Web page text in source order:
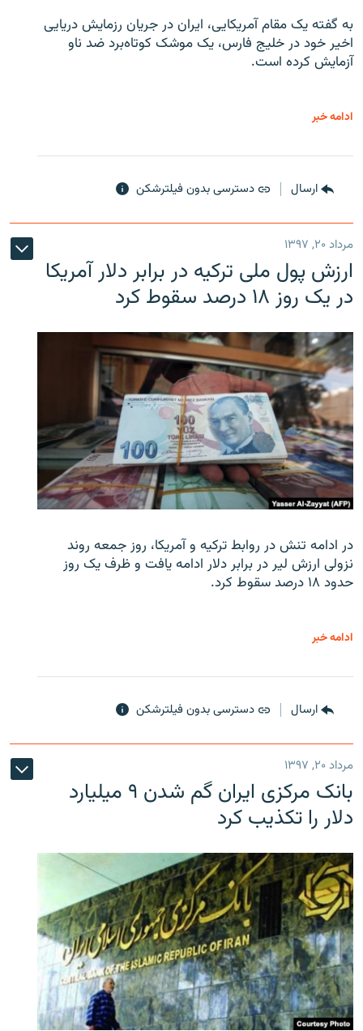
به گفته یک مقام آمریکایی، ایران در جریان رزمایش دریایی
اخیر خود در خلیج فارس، یک موشک کوتاه‌برد ضد ناو
آزمایش کرده است.
ادامه خبر
ارسال دسترسی بدون فیلترشکن
مرداد ۲۰, ۱۳۹۷
ارزش پول ملی ترکیه در برابر دلار آمریکا
در یک روز ۱۸ درصد سقوط کرد
در ادامه تنش در روابط ترکیه و آمریکا، روز جمعه روند
نزولی ارزش لیر در برابر دلار ادامه یافت و ظرف یک روز
حدود ۱۸ درصد سقوط کرد.
ادامه خبر
ارسال دسترسی بدون فیلترشکن
مرداد ۲۰, ۱۳۹۷
بانک مرکزی ایران گم شدن ۹ میلیارد
دلار را تکذیب کرد